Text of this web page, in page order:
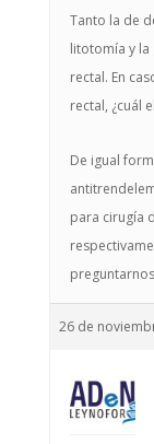
Tanto la de
litotomía y la
rectal. En
rectal, ¿cuál
De igual
para cirugía
26 de